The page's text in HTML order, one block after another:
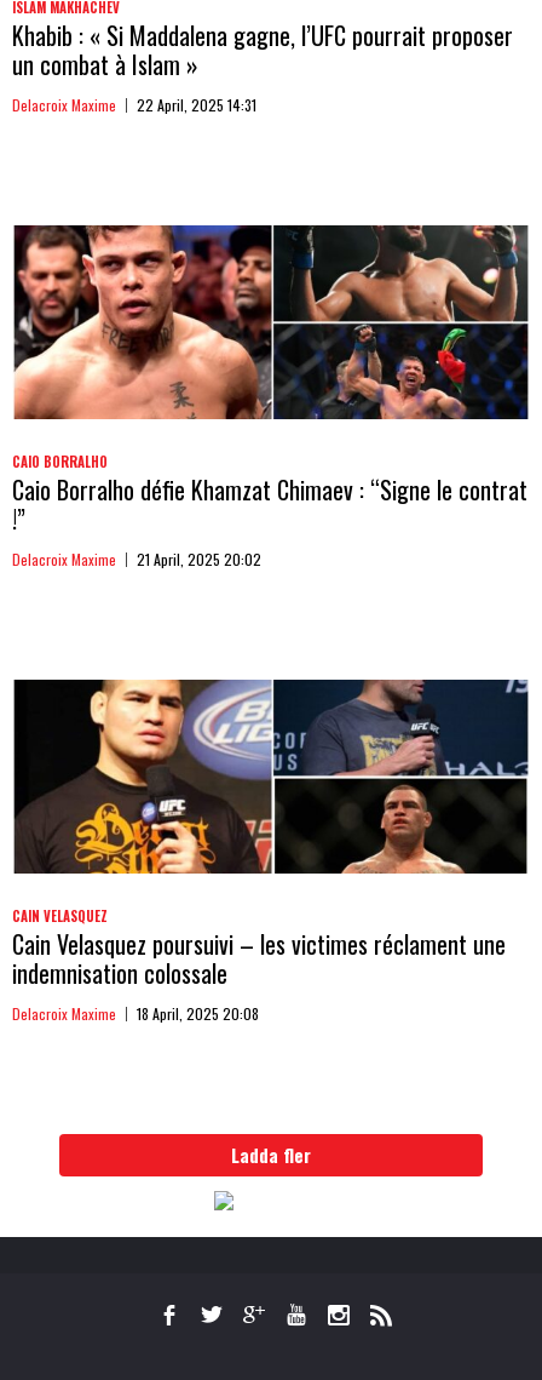
ISLAM MAKHACHEV
Khabib : « Si Maddalena gagne, l’UFC pourrait proposer
un combat à Islam »
Delacroix Maxime 22 April, 2025 14:31
CAIO BORRALHO
Caio Borralho défie Khamzat Chimaev : “Signe le contrat
!”
Delacroix Maxime 21 April, 2025 20:02
CAIN VELASQUEZ
Cain Velasquez poursuivi – les victimes réclament une
indemnisation colossale
Delacroix Maxime 18 April, 2025 20:08
Ladda fler